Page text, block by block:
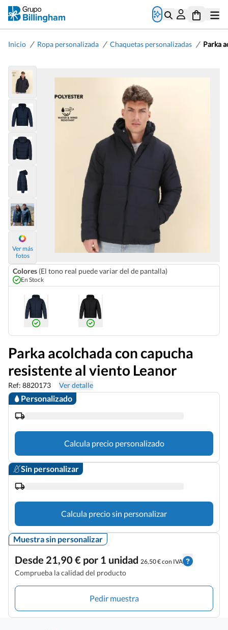
Inicio / Ropa personalizada / Chaquetas personalizadas / Parka
Ver más
fotos
Colores (El tono real puede variar del de pantalla)
En Stock
Parka acolchada con capucha
resistente al viento Leanor
Ref: 8820173 Ver detalle
Personalizado
Calcula precio personalizado
Sin personalizar
Calcula precio sin personalizar
Muestra sin personalizar
Desde 21,90 € por 1 unidad 26,50 € con IVA
Comprueba la calidad del producto
Pedir muestra